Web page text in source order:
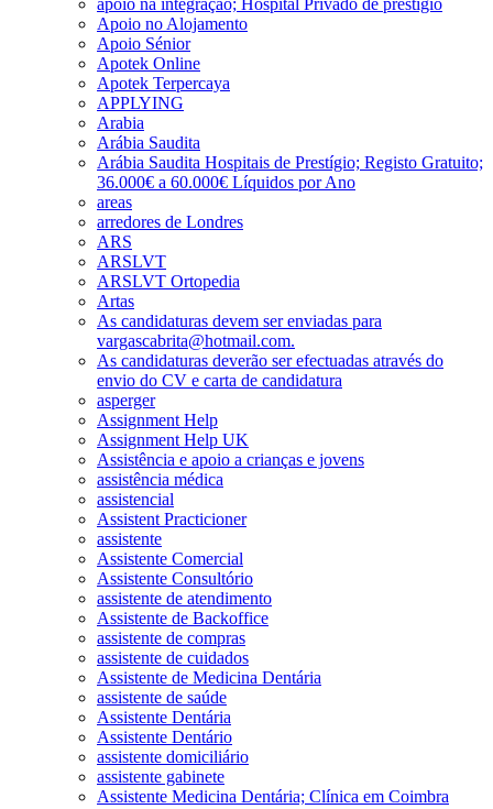
Apoio no Alojamento
Apoio Sénior
Apotek Online
Apotek Terpercaya
APPLYING
Arabia
Arábia Saudita
Arábia Saudita Hospitais de Prestígio; Registo Gratuito;
36.000€ a 60.000€ Líquidos por Ano
areas
arredores de Londres
ARS
ARSLVT
ARSLVT Ortopedia
Artas
As candidaturas devem ser enviadas para
vargascabrita@hotmail.com.
As candidaturas deverão ser efectuadas através do
envio do CV e carta de candidatura
asperger
Assignment Help
Assignment Help UK
Assistência e apoio a crianças e jovens
assistência médica
assistencial
Assistent Practicioner
assistente
Assistente Comercial
Assistente Consultório
assistente de atendimento
Assistente de Backoffice
assistente de compras
assistente de cuidados
Assistente de Medicina Dentária
assistente de saúde
Assistente Dentária
Assistente Dentário
assistente domiciliário
assistente gabinete
Assistente Medicina Dentária; Clínica em Coimbra